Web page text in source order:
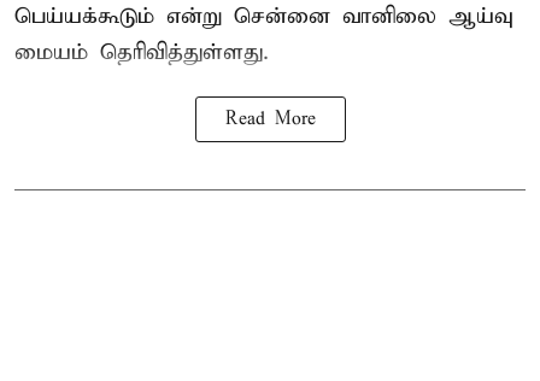
பெய்யக்கூடும் என்று சென்னை வானிலை ஆய்வு
மையம் தெரிவித்துள்ளது.
Read More